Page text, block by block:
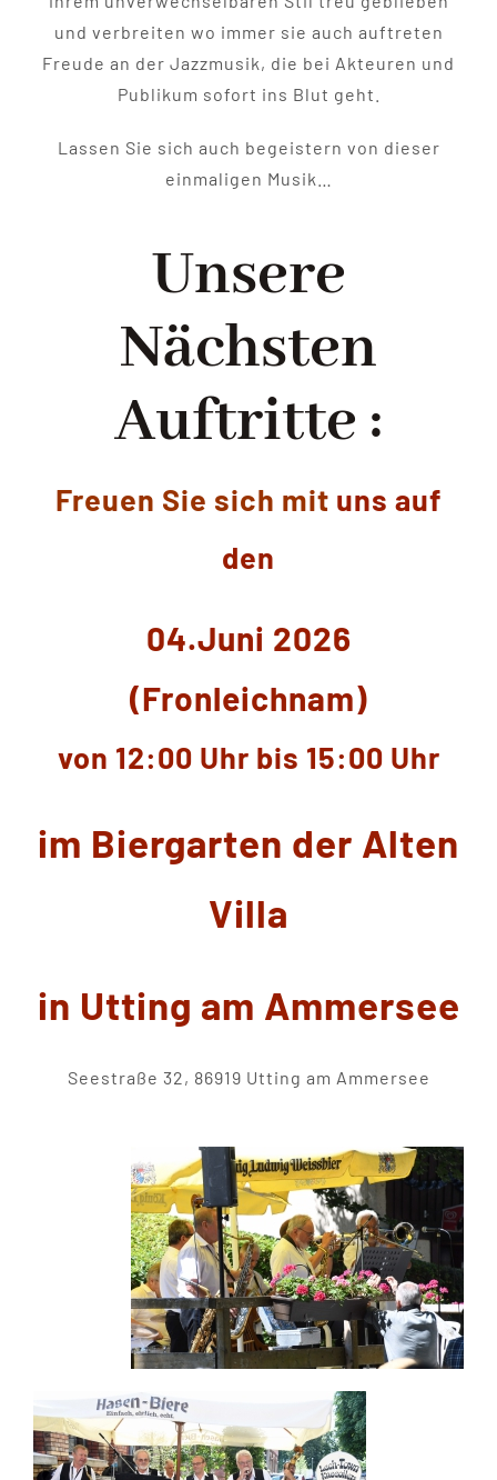
ihrem unverwechselbaren Stil treu geblieben
und verbreiten wo immer sie auch auftreten
Freude an der Jazzmusik, die bei Akteuren und
Publikum sofort ins Blut geht.
Lassen Sie sich auch begeistern von dieser
einmaligen Musik…
Unsere
Nächsten
Auftritte :
Freuen Sie sich mit uns auf
den
04.Juni 2026
(Fronleichnam)
von 12:00 Uhr bis 15:00 Uhr
im Biergarten der Alten
Villa
in Utting am Ammersee
Seestraße 32, 86919 Utting am Ammersee